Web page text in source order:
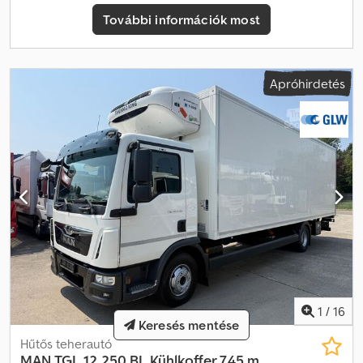
asszisztens * Légkondicionáló * Automata sebességváltó * Zöld
környezetvédelmi matrica * Légrugózás * Emelőhátfal *
Elektronikus stabilitásprogram (ESP) * EBS fékrendszer *
standard rendszer * Tempomat * Részecskeszűrő * Elektromos
ablakemelők * Blokkolásgátló rendszer (ABS) * Kétszemélyes
kivitel * Megerősített első tengely stabilizátor * Megerősített
hátsó tengely stabilizátor a váz alatt * Tetőablak/szellőzőklap *
Szervokormány * Elektromos külső tükrök * Légrugós vezetőülés
* Sebességkorlátozó berendezés * Követési távolságfigyelő *
Szervizkönyv vezetett * Kipörgésgátló * 2/3 ajtós kivitel Nyomdai
és gépelési hibákért felelősséget nem vállalunk. Eladás kizárólag
vállalkozóknak. A változtatás, eladás és tévedés jogát fenntartjuk.*
A leírás kizárólag a jármű azonosítására szolgál, jogilag kötelező
garanciát nem jelent; a szerződésben foglaltak az irányadóak. *
KIVÁLÓ SZERVIZ ÉS MINŐSÉG * Szívesen készítünk Önnek
LEASING-FINANSZÍROZÁS-BÉRVÁSÁRLÁS ajánlatot. *
Garanciabiztosítás külön kérésre biztosító által lehetséges. * TÜV
/ UVV LBW / tachográf vizsgálat és OBU beszerelés helyi
partnereinknél megoldható. * 30 napos vámrendszám * Minden
export vámdokumentum külön kérhető. * MAUT (Toll-Collect)
További információk most
Apróhirdetés
1 / 16
Hűtős teherautó
Keresés mentése